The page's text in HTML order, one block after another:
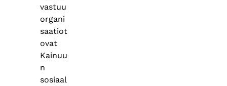
vastuu
organi
saatiot
ovat
Kainuu
n
sosiaal